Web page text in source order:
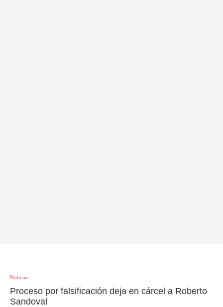
Noticias
Proceso por falsificación deja en cárcel a Roberto
Sandoval